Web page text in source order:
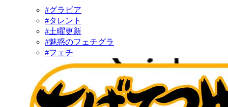
#グラビア
#タレント
#土曜更新
#魅惑のフェチグラ
#フェチ